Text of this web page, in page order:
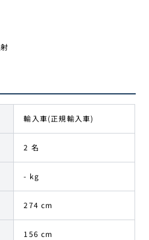
輸入車(正規輸入車)
2 名
- kg
274 cm
156 cm